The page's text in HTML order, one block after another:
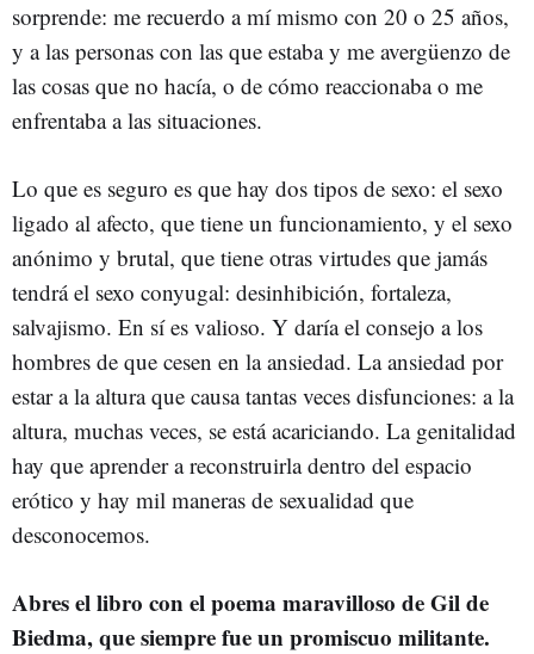
sorprende: me recuerdo a mí mismo con 20 o 25 años,
y a las personas con las que estaba y me avergüenzo de
las cosas que no hacía, o de cómo reaccionaba o me
enfrentaba a las situaciones.
Lo que es seguro es que hay dos tipos de sexo: el sexo
ligado al afecto, que tiene un funcionamiento, y el sexo
anónimo y brutal, que tiene otras virtudes que jamás
tendrá el sexo conyugal: desinhibición, fortaleza,
salvajismo. En sí es valioso. Y daría el consejo a los
hombres de que cesen en la ansiedad. La ansiedad por
estar a la altura que causa tantas veces disfunciones: a la
altura, muchas veces, se está acariciando. La genitalidad
hay que aprender a reconstruirla dentro del espacio
erótico y hay mil maneras de sexualidad que
desconocemos.
Abres el libro con el poema maravilloso de Gil de
Biedma, que siempre fue un promiscuo militante.